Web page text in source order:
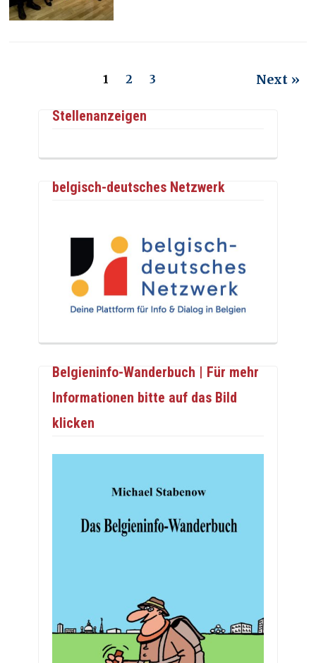
1 2 3 Next »
Stellenanzeigen
belgisch-deutsches Netzwerk
Belgieninfo-Wanderbuch | Für mehr
Informationen bitte auf das Bild
klicken